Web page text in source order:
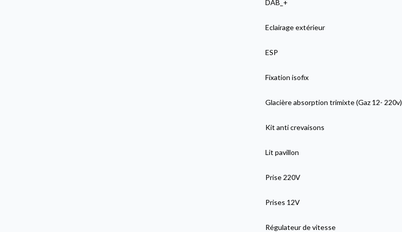
DAB_+
Eclairage extérieur
ESP
Fixation isofix
Glacière absorption trimixte (Gaz 12- 220v)
Kit anti crevaisons
Lit pavillon
Prise 220V
Prises 12V
Régulateur de vitesse